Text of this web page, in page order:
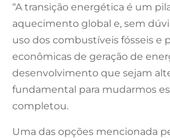
“A transição energética é um
aquecimento global e, sem
uso dos combustíveis fósseis e
econômicas de geração de
desenvolvimento que sejam
fundamental para mudarmos
completou.
Uma das opções mencionada